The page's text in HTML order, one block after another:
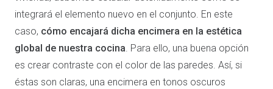
integrará el elemento nuevo en el conjunto. En este
caso, cómo encajará dicha encimera en la estética
global de nuestra cocina. Para ello, una buena opción
es crear contraste con el color de las paredes. Así, si
éstas son claras, una encimera en tonos oscuros